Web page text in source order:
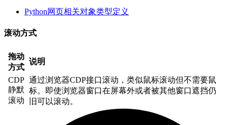
Python网页相关对象类型定义
滚动方式
拖动
方式
说明
CDP
静默
滚动
通过浏览器CDP接口滚动，类似鼠标滚动但不需要鼠
标。即使浏览器窗口在屏幕外或者被其他窗口遮挡仍
旧可以滚动。